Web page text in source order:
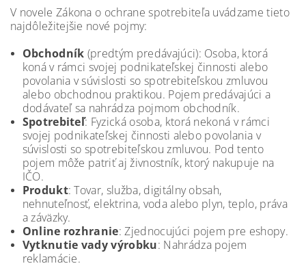
V novele Zákona o ochrane spotrebiteľa uvádzame tieto
najdôležitejšie nové pojmy:
Obchodník (predtým predávajúci): Osoba, ktorá
koná v rámci svojej podnikateľskej činnosti alebo
povolania v súvislosti so spotrebiteľskou zmluvou
alebo obchodnou praktikou. Pojem predávajúci a
dodávateľ sa nahrádza pojmom obchodník.
Spotrebiteľ: Fyzická osoba, ktorá nekoná v rámci
svojej podnikateľskej činnosti alebo povolania v
súvislosti so spotrebiteľskou zmluvou. Pod tento
pojem môže patriť aj živnostník, ktorý nakupuje na
IČO.
Produkt: Tovar, služba, digitálny obsah,
nehnuteľnosť, elektrina, voda alebo plyn, teplo, práva
a záväzky.
Online rozhranie: Zjednocujúci pojem pre eshopy.
Vytknutie vady výrobku: Nahrádza pojem
reklamácie.